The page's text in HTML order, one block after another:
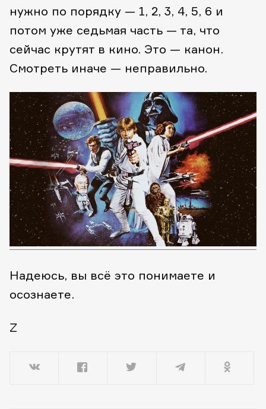
нужно по порядку — 1, 2, 3, 4, 5, 6 и
потом уже седьмая часть — та, что
сейчас крутят в кино. Это — канон.
Смотреть иначе — неправильно.
Надеюсь, вы всё это понимаете и
осознаете.
Z